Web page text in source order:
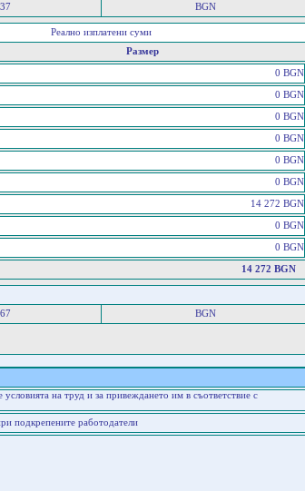
BGN
Реално изплатени суми
Размер
0 BGN
0 BGN
0 BGN
0 BGN
0 BGN
0 BGN
14 272 BGN
0 BGN
0 BGN
14 272 BGN
BGN
на труд и за привеждането им в съответствие с
подкрепените работодатели